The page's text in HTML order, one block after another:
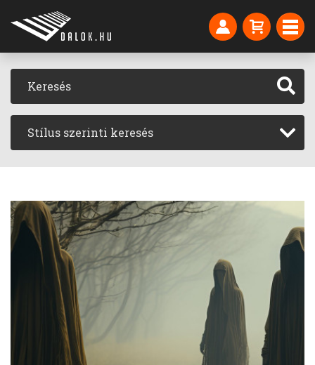
Stílus szerinti keresés